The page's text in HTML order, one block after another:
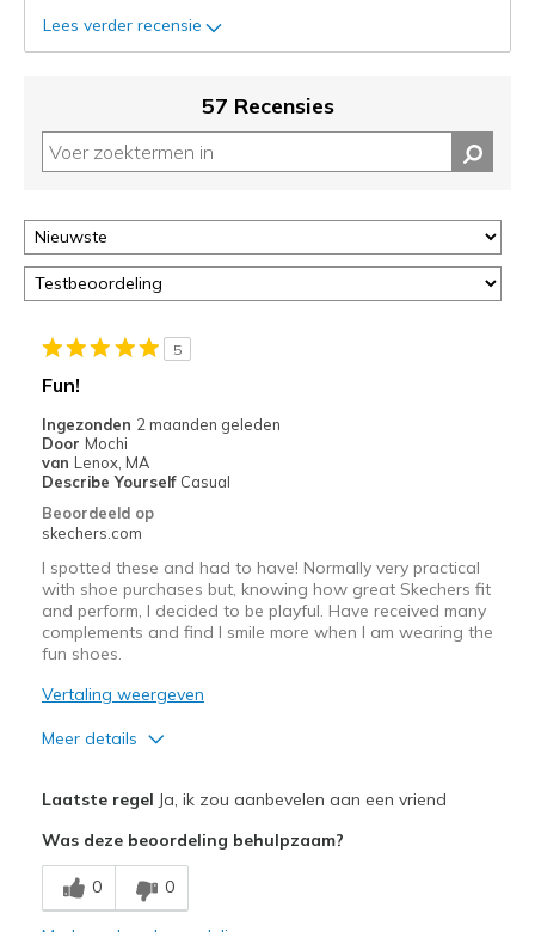
status
van
deze
of
door
<a
href="javascript:location.href=location.pathname;">hier</a>
page
met
migratiegeschiedenis
van
de
Lees verder recensie
57 Recensies
5
Fun!
Ingezonden 2 maanden geleden
Door Mochi
van Lenox, MA
Describe Yourself Casual
Beoordeeld op
skechers.com
I spotted these and had to have! Normally very practical
with shoe purchases but, knowing how great Skechers fit
and perform, I decided to be playful. Have received many
complements and find I smile more when I am wearing the
fun shoes.
Vertaling weergeven
Meer details
Breathe Well
Comfortable
Laatste regel Ja, ik zou aanbevelen aan een vriend
Was deze beoordeling behulpzaam?
0 0